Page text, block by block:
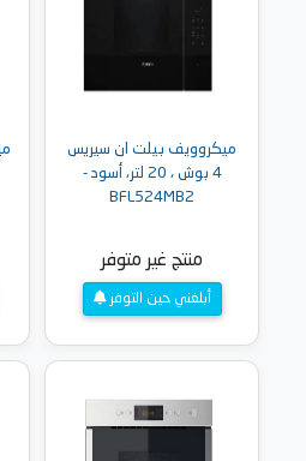
ميكروويف بيلت ان سيريس
4 بوش ، 20 لتر، أسود -
BFL524MB2
منتج غير متوفر
أبلغني حين التوفر